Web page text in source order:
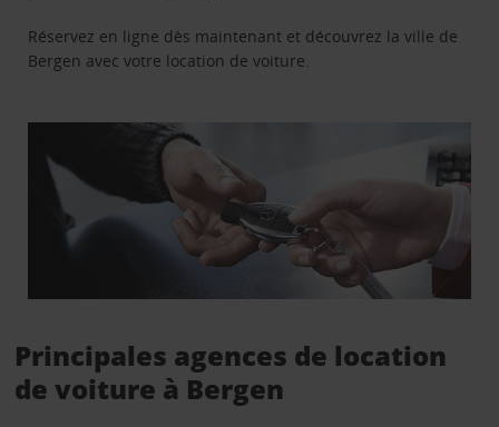
Réservez en ligne dès maintenant et découvrez la ville de
Bergen avec votre location de voiture.
Principales agences de location
de voiture à Bergen